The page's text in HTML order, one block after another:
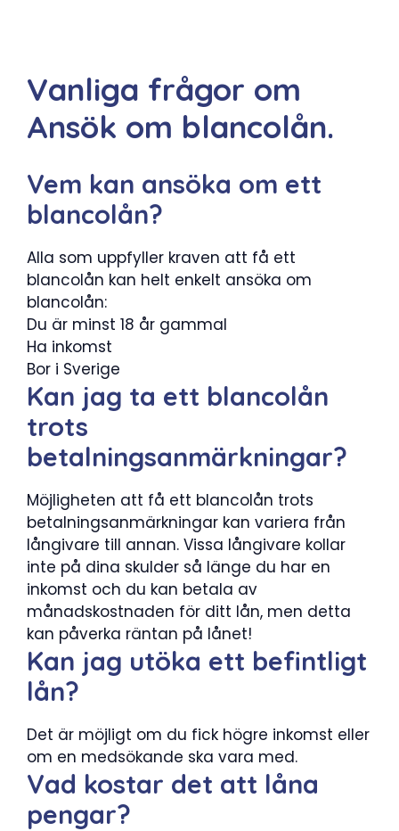
Vanliga frågor om
Ansök om blancolån.
Vem kan ansöka om ett
blancolån?
Alla som uppfyller kraven att få ett
blancolån kan helt enkelt ansöka om
blancolån:
Du är minst 18 år gammal
Ha inkomst
Bor i Sverige
Kan jag ta ett blancolån
trots
betalningsanmärkningar?
Möjligheten att få ett blancolån trots
betalningsanmärkningar kan variera från
långivare till annan. Vissa långivare kollar
inte på dina skulder så länge du har en
inkomst och du kan betala av
månadskostnaden för ditt lån, men detta
kan påverka räntan på lånet!
Kan jag utöka ett befintligt
lån?
Det är möjligt om du fick högre inkomst eller
om en medsökande ska vara med.
Vad kostar det att låna
pengar?